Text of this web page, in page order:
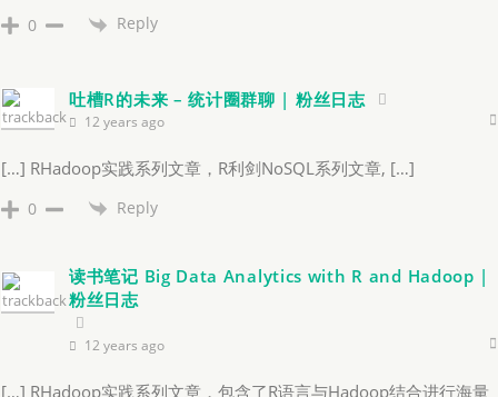
0 Reply
吐槽R的未来 – 统计圈群聊 | 粉丝日志
12 years ago
[…] RHadoop实践系列文章，R利剑NoSQL系列文章, […]
0 Reply
读书笔记 Big Data Analytics with R and Hadoop |
粉丝日志
12 years ago
[…] RHadoop实践系列文章，包含了R语言与Hadoop结合进行海量